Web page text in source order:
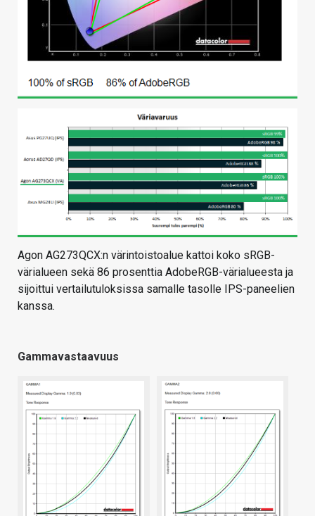
Agon AG273QCX:n värintoistoalue kattoi koko sRGB-
värialueen sekä 86 prosenttia AdobeRGB-värialueesta ja
sijoittui vertailutuloksissa samalle tasolle IPS-paneelien
kanssa.
Gammavastaavuus